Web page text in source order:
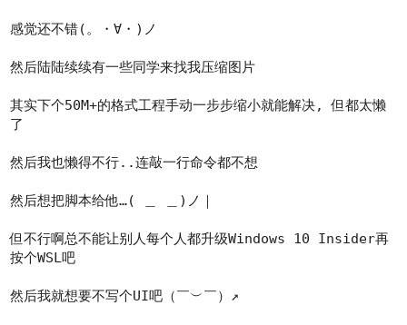
感觉还不错(。・∀・)ノ
然后陆陆续续有一些同学来找我压缩图片
其实下个50M+的格式工程手动一步步缩小就能解决, 但都太懒
了
然后我也懒得不行..连敲一行命令都不想
然后想把脚本给他…( ＿ ＿)ノ｜
但不行啊总不能让别人每个人都升级Windows 10 Insider再
按个WSL吧
然后我就想要不写个UI吧（￣︶￣）↗